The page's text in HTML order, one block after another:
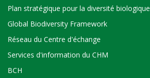
Plan stratégique pour la diversité biologique
Global Biodiversity Framework
Réseau du Centre d'échange
Services d'information du CHM
BCH